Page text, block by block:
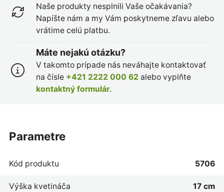
Naše produkty nesplnili Vaše očakávania?
Napíšte nám a my Vám poskytneme zľavu alebo
vrátime celú platbu.
Máte nejakú otázku?
V takomto prípade nás neváhajte kontaktovať
na čísle +421 2222 000 62 alebo vyplňte
kontaktný formulár.
parametre
Kód produktu 5706
Výška kvetináča 17 cm